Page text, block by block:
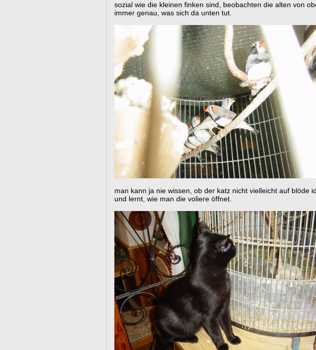
sozial wie die kleinen finken sind, beobachten die alten von
immer genau, was sich da unten tut.
man kann ja nie wissen, ob der katz nicht vielleicht auf blöde
und lernt, wie man die voliere öffnet.